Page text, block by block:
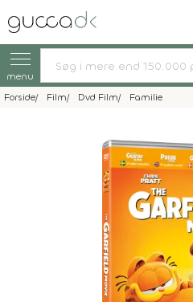
menu
Forside Film Dvd Film Familie